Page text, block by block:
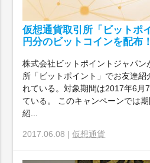
仮想通貨取引所「ビットポ
円分のビットコインを配布！
株式会社ビットポイントジャパン
所「ビットポイント」でお友達紹
れている。対象期間は2017年6月
ている。 このキャンペーンでは
紹...
2017.06.08 |仮想通貨